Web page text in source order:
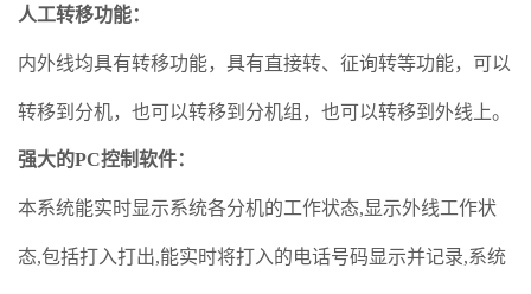
人工转移功能：
内外线均具有转移功能，具有直接转、征询转等功能，可以
转移到分机，也可以转移到分机组，也可以转移到外线上。
强大的PC控制软件：
本系统能实时显示系统各分机的工作状态,显示外线工作状
态,包括打入打出,能实时将打入的电话号码显示并记录,系统